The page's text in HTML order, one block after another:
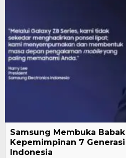
Samsung Membuka
Kepemimpinan 7
Indonesia